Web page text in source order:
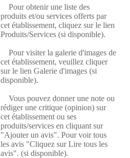
Pour obtenir une liste des
produits et/ou services offerts par
cet établissement, cliquez sur le lien
Produits/Services (si disponible).
Pour visiter la galerie d'images de
cet établissement, veuillez cliquer
sur le lien Galerie d'images (si
disponible).
Vous pouvez donner une note ou
rédiger une critique (opinion) sur
cet établissement ou ses
produits/services en cliquant sur
"Ajouter un avis". Pour voir tous
les avis "Cliquez sur Lire tous les
avis". (si disponible).